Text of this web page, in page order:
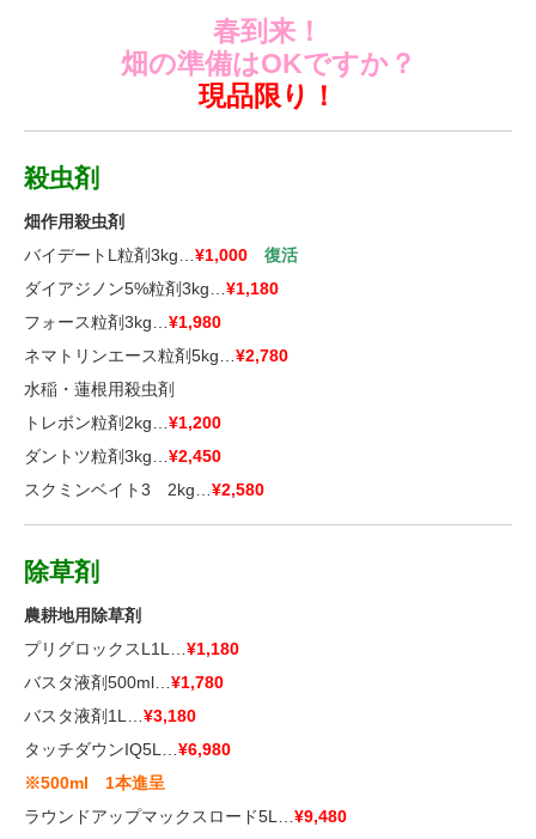
春到来！
畑の準備はOKですか？
現品限り！
殺虫剤
畑作用殺虫剤
バイデートL粒剤3kg… ¥1,000
復活
ダイアジノン5%粒剤3kg… ¥1,180
フォース粒剤3kg… ¥1,980
ネマトリンエース粒剤5kg… ¥2,780
水稲・蓮根用殺虫剤
トレボン粒剤2kg… ¥1,200
ダントツ粒剤3kg… ¥2,450
スクミンベイト3 2kg… ¥2,580
除草剤
農耕地用除草剤
プリグロックスL1L… ¥1,180
バスタ液剤500ml… ¥1,780
バスタ液剤1L… ¥3,180
タッチダウンIQ5L… ¥6,980
※500ml 1本進呈
ラウンドアップマックスロード5L… ¥9,480